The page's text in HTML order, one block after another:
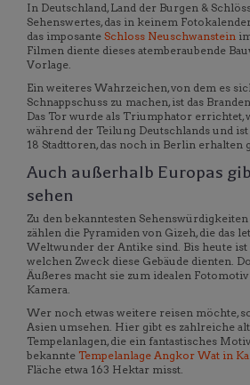
In Deutschland, Land der Burgen &
Sehenswertes, das in keinem
das imposante Schloss Neuschwanstein
Filmen diente dieses atemberaubende
Vorlage.
Ein weiteres Wahrzeichen, von dem es
Schnappschuss zu machen, ist das
Das Tor wurde als Triumphator errichtet,
während der Teilung Deutschlands und
18 Stadttoren, das noch in Berlin erhalten
Auch außerhalb Europas
sehen
Zu den bekanntesten
zählen die Pyramiden von Gizeh, die das
Weltwunder der Antike sind. Bis heute
welchen Zweck diese Gebäude dienten.
Äußeres macht sie zum idealen
Kamera.
Wer noch etwas weitere reisen möchte,
Asien umsehen. Hier gibt es zahlreiche
Tempelanlagen, die ein fantastisches
bekannte Tempelanlage Angkor Wat in
Fläche etwa 163 Hektar misst.